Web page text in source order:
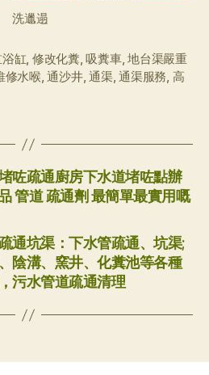
洗邋遢
缸, 修改化糞,吸糞車,地台渠嚴重
修水喉,通沙井,通渠,通渠服務, 高
咗疏通廚房下水道堵咗點辦
管道 疏通劑 最簡單最實用嘅
通坑渠：下水管疏通、坑渠;
陰溝、窯井、化糞池等各種
污水管道疏通清理